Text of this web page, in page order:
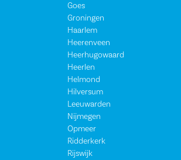
Goes
Groningen
Haarlem
Heerenveen
Heerhugowaard
Heerlen
Helmond
Hilversum
Leeuwarden
Nijmegen
Opmeer
Ridderkerk
Rijswijk